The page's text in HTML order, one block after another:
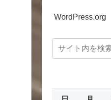
WordPress.org